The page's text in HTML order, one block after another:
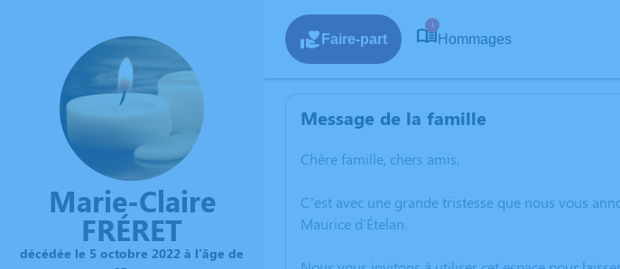
Marie-Claire
FRÉRET
décédée le 5 octobre 2022 à l'âge de
Faire-part
1
Hommages
Message de la famille
Chère famille, chers amis,
C’est avec une grande tristesse que nous vous
Maurice d'Ételan.